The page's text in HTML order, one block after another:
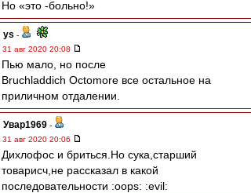
Но «это -больно!»
ys -
31 авг 2020 20:08
Пью мало, но после
Bruchladdich Octomore все остальное на
приличном отдалении.
Увар1969 -
31 авг 2020 20:06
Дихлофос и бриться.Но сука,старший
товарисч,не рассказал в какой
последовательности :oops: :evil: